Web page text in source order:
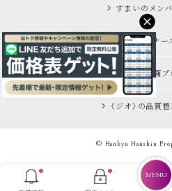
MENU
すまいのメン
阪急阪神オーナー
〈ジオ〉の商品企画
〈ジオ〉の品質
© Hankyu Hanshin